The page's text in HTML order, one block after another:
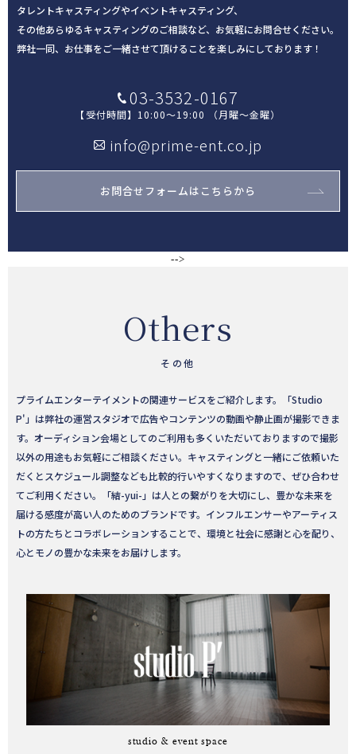
タレントキャスティングやイベントキャスティング、
その他あらゆるキャスティングのご相談など、お気軽にお問合せください。
弊社一同、お仕事をご一緒させて頂けることを楽しみにしております！
03-3532-0167
【受付時間】 10:00～19:00 （月曜～金曜）
info@prime-ent.co.jp
お問合せフォームはこちらから
-->
Others
その他
プライムエンターテイメントの関連サービスをご紹介します。「Studio
P'」は弊社の運営スタジオで広告やコンテンツの動画や静止画が撮影できま
す。オーディション会場としてのご利用も多くいただいておりますので撮影
以外の用途もお気軽にご相談ください。キャスティングと一緒にご依頼いた
だくとスケジュール調整なども比較的行いやすくなりますので、ぜひ合わせ
てご利用ください。「結-yui-」は人との繋がりを大切にし、豊かな未来を
届ける感度が高い人のためのブランドです。インフルエンサーやアーティス
トの方たちとコラボレーションすることで、環境と社会に感謝と心を配り、
心とモノの豊かな未来をお届けします。
studio & event space